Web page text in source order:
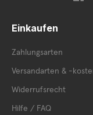
Einkaufen
Zahlungsarten
Versandarten & -
Widerrufsrecht
Hilfe / FAQ